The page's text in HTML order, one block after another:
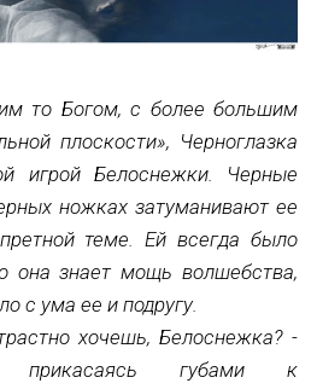
то Богом, с более большим
плоскости», Черноглазка
игрой Белоснежки. Черные
ножках затуманивают ее
теме. Ей всегда было
она знает мощь волшебства,
с ума ее и подругу.
хочешь, Белоснежка? -
прикасаясь губами к